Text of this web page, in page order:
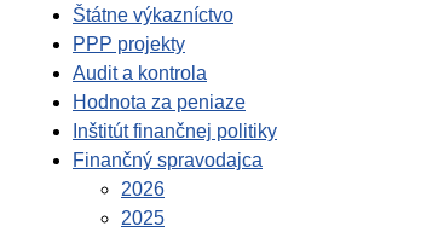
Štátne výkazníctvo
PPP projekty
Audit a kontrola
Hodnota za peniaze
Inštitút finančnej politiky
Finančný spravodajca
2026
2025